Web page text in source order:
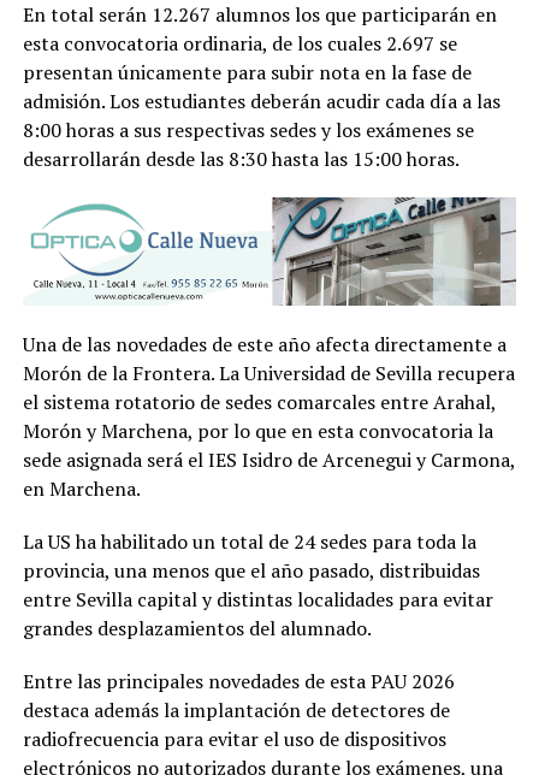
En total serán 12.267 alumnos los que participarán en
esta convocatoria ordinaria, de los cuales 2.697 se
presentan únicamente para subir nota en la fase de
admisión. Los estudiantes deberán acudir cada día a las
8:00 horas a sus respectivas sedes y los exámenes se
desarrollarán desde las 8:30 hasta las 15:00 horas.
Una de las novedades de este año afecta directamente a
Morón de la Frontera. La Universidad de Sevilla recupera
el sistema rotatorio de sedes comarcales entre Arahal,
Morón y Marchena, por lo que en esta convocatoria la
sede asignada será el IES Isidro de Arcenegui y Carmona,
en Marchena.
La US ha habilitado un total de 24 sedes para toda la
provincia, una menos que el año pasado, distribuidas
entre Sevilla capital y distintas localidades para evitar
grandes desplazamientos del alumnado.
Entre las principales novedades de esta PAU 2026
destaca además la implantación de detectores de
radiofrecuencia para evitar el uso de dispositivos
electrónicos no autorizados durante los exámenes, una